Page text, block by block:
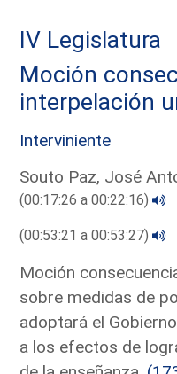
IV Legislatura
Moción
interpelación
Interviniente
Souto Paz, José
(00:17:26 a 00:22:16)
(00:53:21 a 00:53:27)
Moción
sobre medidas de
adoptará el
a los efectos de